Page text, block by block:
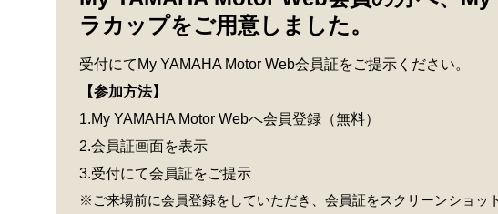
ラカップをご用意しました。
受付にてMy YAMAHA Motor Web会員証をご提示ください。
【参加方法】
1.My YAMAHA Motor Webへ会員登録（無料）
2.会員証画面を表示
3.受付にて会員証をご提示
※ご来場前に会員登録をしていただき、会員証をスクリーンショッ